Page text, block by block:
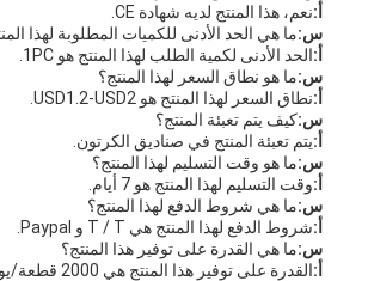
أ:نعم، هذا المنتج لديه شهادة CE.
س:ما هي الحد الأدنى للكميات المطلوبة لهذا
أ:الحد الأدنى لكمية الطلب لهذا المنتج هو 1PC.
س:ما هو نطاق السعر لهذا المنتج؟
أ:نطاق السعر لهذا المنتج هو USD1.2-USD2.
س:كيف يتم تعبئة المنتج؟
أ:يتم تعبئة المنتج في صناديق الكرتون.
س:ما هو وقت التسليم لهذا المنتج؟
أ:وقت التسليم لهذا المنتج هو 7 أيام.
س:ما هي شروط الدفع لهذا المنتج؟
أ:شروط الدفع لهذا المنتج هي T / T و Paypal.
س:ما هي القدرة على توفير هذا المنتج؟
أ:القدرة على توفير هذا المنتج هي 2000 قطعة/يوم.